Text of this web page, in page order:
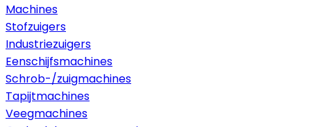
Machines
Stofzuigers
Industriezuigers
Eenschijfsmachines
Schrob-/zuigmachines
Tapijtmachines
Veegmachines